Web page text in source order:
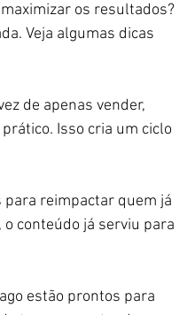
os resultados?
Veja algumas dicas
de apenas vender,
Isso cria um ciclo
para reimpactar quem já
conteúdo já serviu para
estão prontos para